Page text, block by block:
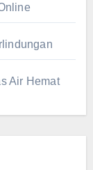
Air Hemat